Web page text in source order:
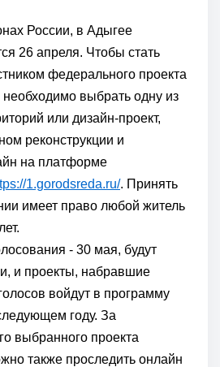
России, в Адыгее
26 апреля. Чтобы стать
федерального проекта
необходимо выбрать одну из
или дизайн-проект,
реконструкции и
на платформе
1.gorodsreda.ru/. Принять
имеет право любой житель
- 30 мая, будут
и проекты, набравшие
войдут в программу
году. За
выбранного проекта
также проследить онлайн